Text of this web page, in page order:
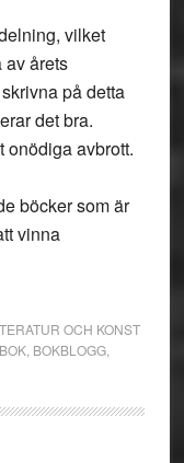
vilket
av årets
på detta
det bra.
onödiga avbrott.
böcker som är
vinna
OCH KONST
BOK, BOKBLOGG,